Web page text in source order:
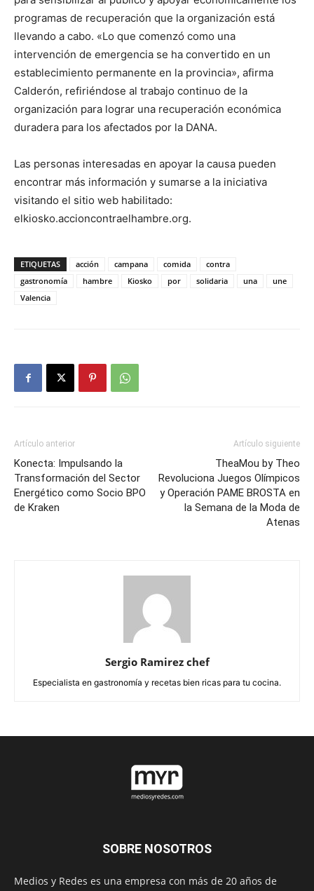
programas de recuperación que la organización está
llevando a cabo. «Lo que comenzó como una
intervención de emergencia se ha convertido en un
establecimiento permanente en la provincia», afirma
Calderón, refiriéndose al trabajo continuo de la
organización para lograr una recuperación económica
duradera para los afectados por la DANA.
Las personas interesadas en apoyar la causa pueden
encontrar más información y sumarse a la iniciativa
visitando el sitio web habilitado:
elkiosko.accioncontraelhambre.org.
ETIQUETAS acción campana comida
contra
gastronomía
hambre Kiosko por solidaria una
une
Valencia
Artículo anterior
Konecta: Impulsando la
Transformación del Sector
Energético como Socio BPO
de Kraken
Artículo siguiente
TheaMou by Theo
Revoluciona Juegos Olímpicos
y Operación PAME BROSTA en
la Semana de la Moda de
Atenas
Sergio Ramirez chef
Especialista en gastronomía y recetas bien ricas para tu cocina.
SOBRE NOSOTROS
Medios y Redes es una empresa con más de 20 años de